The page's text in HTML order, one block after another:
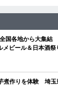
国各地から大集結
メビール＆日本酒
煮作りを体験 埼玉